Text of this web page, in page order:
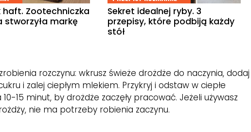
haft. Zootechniczka
stworzyła markę
Sekret idealnej ryby. 3
przepisy, które podbiją każdy
stół
rozczynu: wkrusz świeże drożdże do naczynia, dodaj
i zalej ciepłym mlekiem. Przykryj i odstaw w ciepłe
15 minut, by drożdże zaczęły pracować. Jeżeli używasz
nie ma potrzeby robienia zaczynu.